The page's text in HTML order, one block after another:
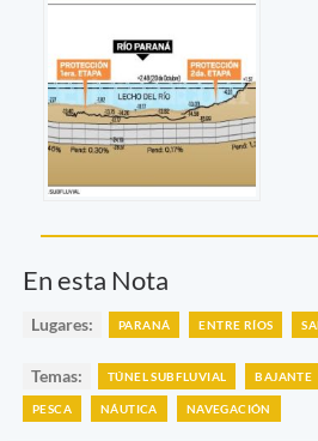
En esta Nota
Lugares: PARANÁ ENTRE RÍOS
Temas: TÚNEL SUBFLUVIAL BAJANTE
PESCA NÁUTICA NAVEGACIÓN